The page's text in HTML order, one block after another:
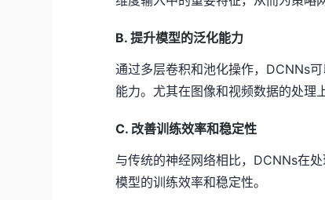
B. 提升模型的泛化能力
通过多层卷积和池化操作，DCNNs
能力。尤其在图像和视频数据的处理
C. 改善训练效率和稳定性
与传统的神经网络相比，DCNNs在
模型的训练效率和稳定性。